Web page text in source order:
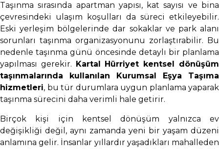
Taşınma sırasında apartman yapısı, kat sayısı ve bina
çevresindeki ulaşım koşulları da süreci etkileyebilir.
Eski yerleşim bölgelerinde dar sokaklar ve park alanı
sorunları taşınma organizasyonunu zorlaştırabilir. Bu
nedenle taşınma günü öncesinde detaylı bir planlama
yapılması gerekir.
Kartal Hürriyet kentsel dönüşüm
taşınmalarında kullanılan Kurumsal Eşya Taşıma
hizmetleri, bu tür durumlara uygun planlama yaparak
taşınma sürecini daha verimli hale getirir.
Birçok kişi için kentsel dönüşüm yalnızca ev
değişikliği değil, aynı zamanda yeni bir yaşam düzeni
anlamına gelir. İnsanlar yıllardır yaşadıkları mahalleden